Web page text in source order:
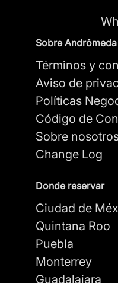
Sobre Andrômeda
Términos y
Aviso de
Políticas
Código de
Sobre
Change Log
Donde reservar
Ciudad de
Quintana Roo
Puebla
Monterrey
Guadalajara